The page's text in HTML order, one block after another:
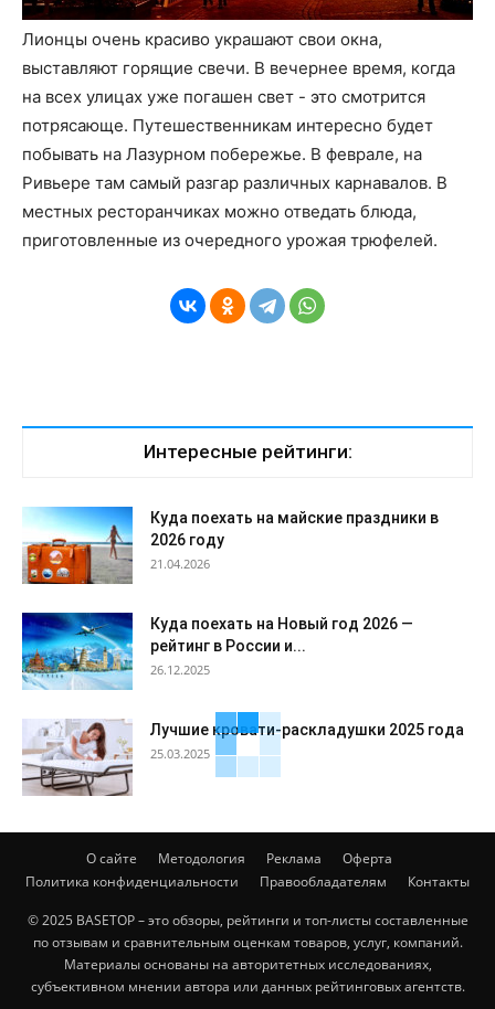
Лионцы очень красиво украшают свои окна,
выставляют горящие свечи. В вечернее время, когда
на всех улицах уже погашен свет - это смотрится
потрясающе. Путешественникам интересно будет
побывать на Лазурном побережье. В феврале, на
Ривьере там самый разгар различных карнавалов. В
местных ресторанчиках можно отведать блюда,
приготовленные из очередного урожая трюфелей.
Интересные рейтинги:
Куда поехать на майские праздники в
2026 году
21.04.2026
Куда поехать на Новый год 2026 —
рейтинг в России и...
26.12.2025
Лучшие кровати-раскладушки 2025 года
25.03.2025
О сайте Методология Реклама
Оферта
Политика конфиденциальности
Правообладателям Контакты
© 2025 BASETOP – это обзоры, рейтинги и топ-листы составленные
по отзывам и сравнительным оценкам товаров, услуг, компаний.
Материалы основаны на авторитетных исследованиях,
субъективном мнении автора или данных рейтинговых агентств.